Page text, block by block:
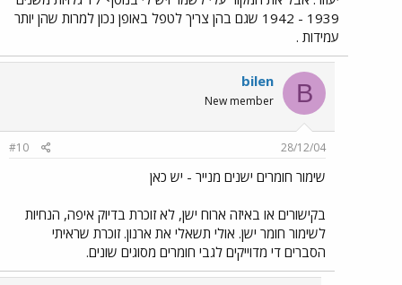
1939 - 1942 שגם בהן צריך לטפל באופן נכון למרות שהן יותר
עמידות .
B
bilen
New member
28/12/04
#10
שימור חומרים ישנים מנייר - יש כאן
בקישורים או באיזה ארוח ישן, לא זוכרת בדיוק איפה, הנחיות
לשימור חומר ישן. אולי תשאלי את ארנון. זוכרת שראיתי
הסברים די מדוייקים לגבי חומרים מסוגים שונים.